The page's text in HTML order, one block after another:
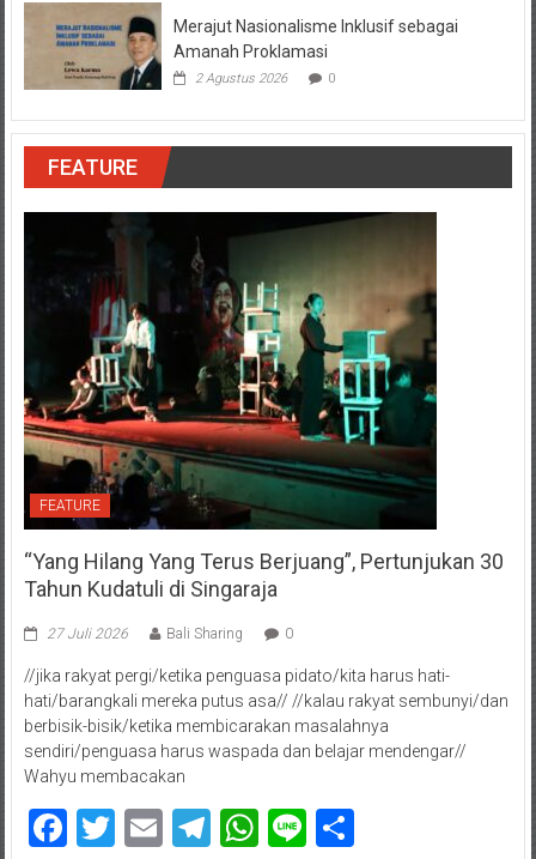
Merajut Nasionalisme Inklusif sebagai
Amanah Proklamasi
2 Agustus 2026 0
FEATURE
FEATURE
“Yang Hilang Yang Terus Berjuang”, Pertunjukan 30
Tahun Kudatuli di Singaraja
27 Juli 2026 Bali Sharing 0
//jika rakyat pergi/ketika penguasa pidato/kita harus hati-
hati/barangkali mereka putus asa// //kalau rakyat sembunyi/dan
berbisik-bisik/ketika membicarakan masalahnya
sendiri/penguasa harus waspada dan belajar mendengar//
Wahyu membacakan
Facebook
Twitter
EmailTelegram
WhatsApp
Line